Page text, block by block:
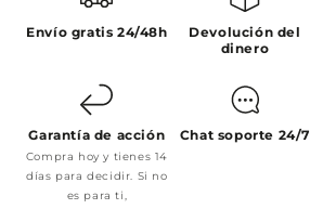
Envío gratis 24/48h
Devolución del
dinero
Garantía de acción
Compra hoy y tienes 14
días para decidir. Si no
es para ti,
Chat soporte 24/7